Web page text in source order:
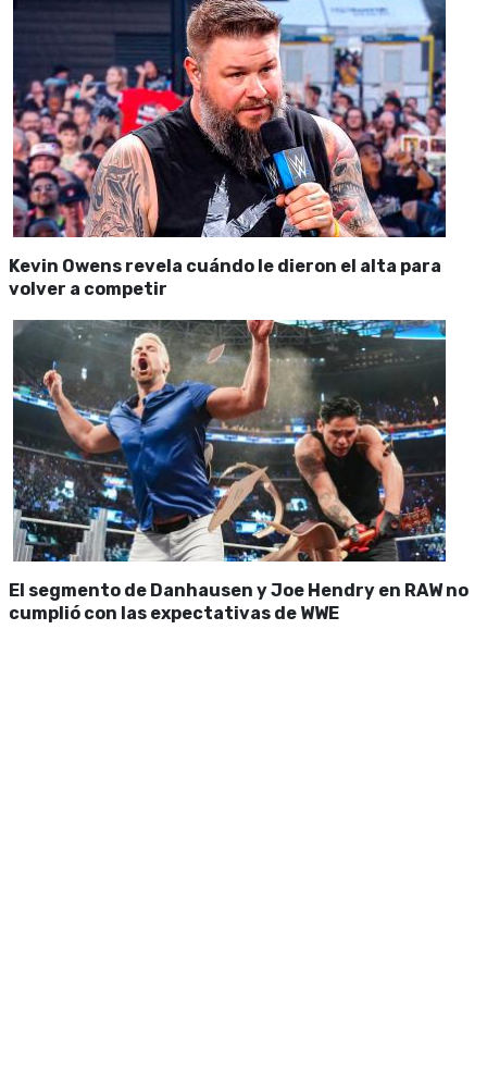
Kevin Owens revela cuándo le dieron el alta para
volver a competir
El segmento de Danhausen y Joe Hendry en RAW no
cumplió con las expectativas de WWE